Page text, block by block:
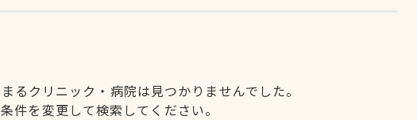
るクリニック・病院は見つかりませんでした。
件を変更して検索してください。